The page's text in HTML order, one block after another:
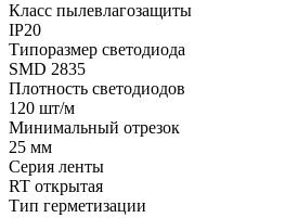
Класс пылевлагозащиты
IP20
Типоразмер светодиода
SMD 2835
Плотность светодиодов
120 шт/м
Минимальный отрезок
25 мм
Серия ленты
RT открытая
Тип герметизации